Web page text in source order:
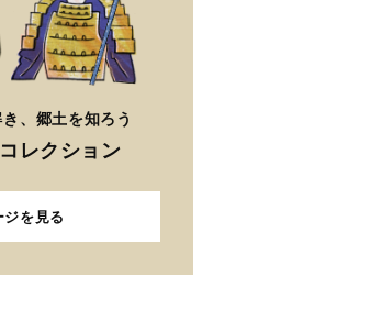
、郷土を知ろう
レクション
ジを見る